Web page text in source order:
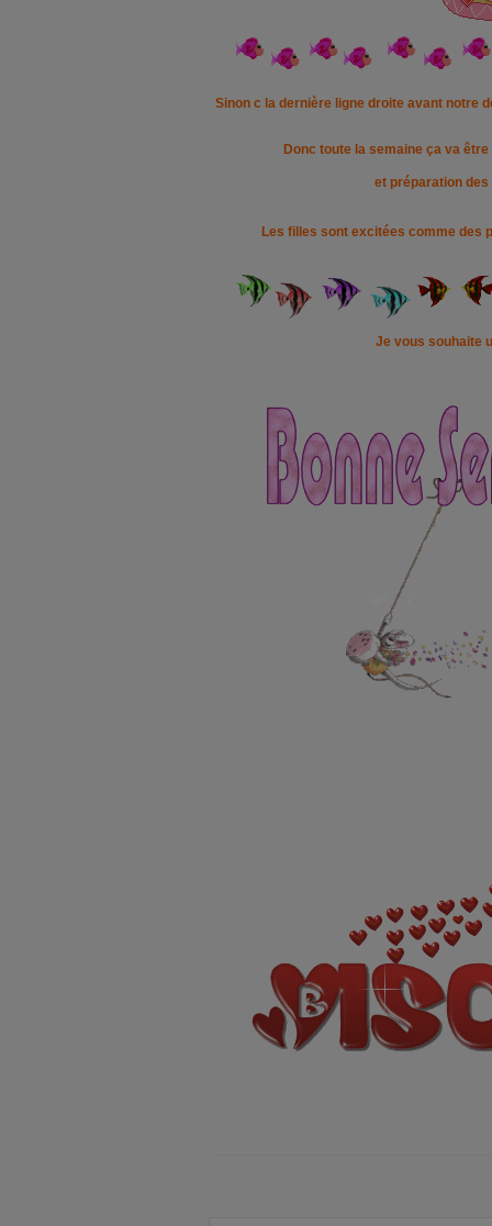
Sinon c la dernière ligne droite avant notre
Donc toute la semaine ça va
et préparation
Les filles sont excitées comme des
Je vous souhaite